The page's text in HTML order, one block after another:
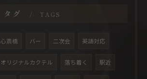
タグ TAGS
心斎橋 バー 二次会 英語対応
オリジナルカクテル 落ち着く 駅近